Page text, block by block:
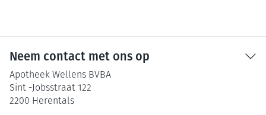
Neem contact met ons op
Apotheek Wellens BVBA
Sint -Jobsstraat 122
2200 Herentals